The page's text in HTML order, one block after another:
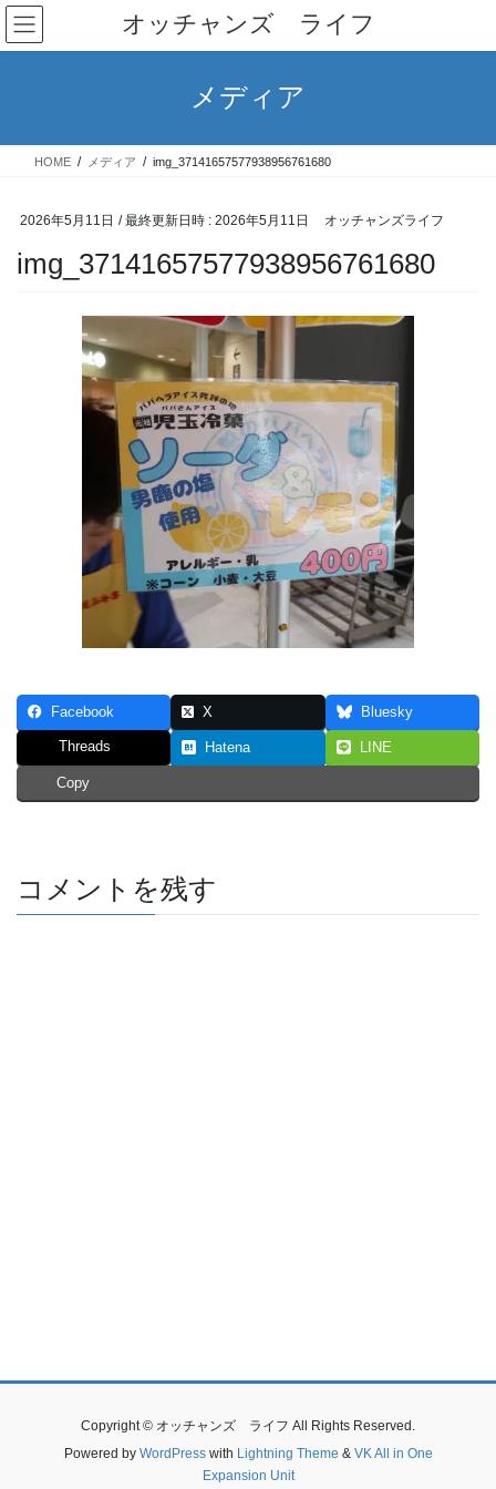
コ
ン
テ
ス
ナ
ビ
ゲ
ン
オッチャンズ ライフ
メディア
HOME メディア img_37141657577938956761680
2026年5月11日 / 最終更新日時 : 2026年5月11日 オッチャンズライフ
img_37141657577938956761680
Facebook X Bluesky
Threads Hatena LINE
Copy
コメントを残す
Copyright © オッチャンズ ライフ All Rights Reserved.
Powered by WordPresswith Lightning Theme & VK All in One
Expansion Unit